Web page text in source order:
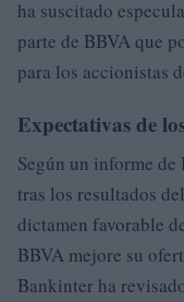
ha suscitado
parte de BBVA que
para los accionistas
Expectativas de
Según un informe
tras los resultados
dictamen favorable
BBVA mejore su
Bankinter ha